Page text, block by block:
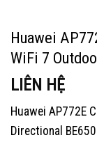
Huawei
WiFi 7
LIÊN HỆ
Huawei AP772E
Directional